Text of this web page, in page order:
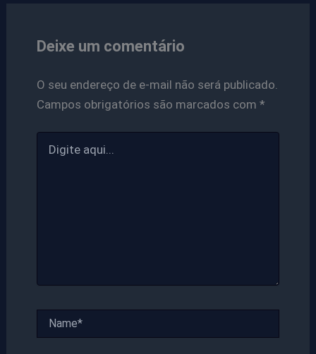
Deixe um comentário
O seu endereço de e-mail não será publicado.
Campos obrigatórios são marcados com *
aqui...